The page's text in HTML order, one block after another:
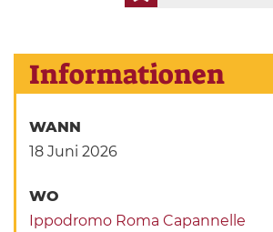
Informationen
WANN
18 Juni 2026
WO
Ippodromo Roma Capannelle